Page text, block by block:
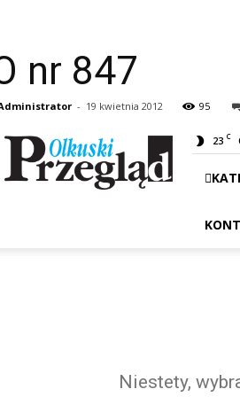
nr 847
- 19 kwietnia 2012 95